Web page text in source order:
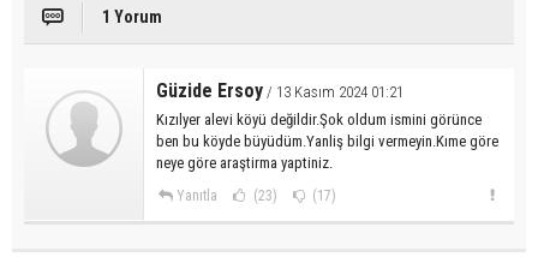
1 Yorum
Güzide Ersoy / 13 Kasım 2024 01:21
Kızılyer alevi köyü değildir.Şok oldum ismini görünce
ben bu köyde büyüdüm.Yanliş bilgi vermeyin.Kıme göre
neye göre araştirma yaptiniz.
Yanıtla (23) (17)